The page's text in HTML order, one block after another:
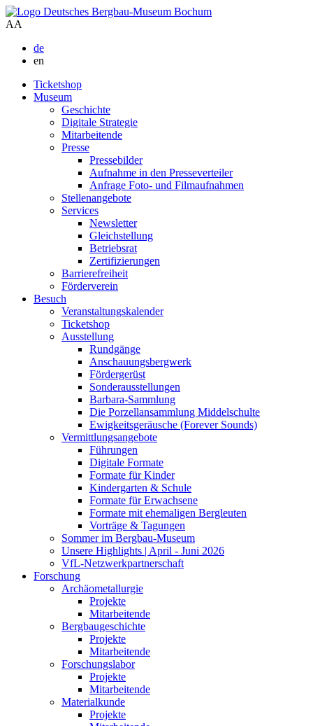
AA
de
en
Ticketshop
Museum
Geschichte
Digitale Strategie
Mitarbeitende
Presse
Pressebilder
Aufnahme in den Presseverteiler
Anfrage Foto- und Filmaufnahmen
Stellenangebote
Services
Newsletter
Gleichstellung
Betriebsrat
Zertifizierungen
Barrierefreiheit
Förderverein
Besuch
Veranstaltungskalender
Ticketshop
Ausstellung
Rundgänge
Anschauungsbergwerk
Fördergerüst
Sonderausstellungen
Barbara-Sammlung
Die Porzellansammlung Middelschulte
Ewigkeitsgeräusche (Forever Sounds)
Vermittlungsangebote
Führungen
Digitale Formate
Formate für Kinder
Kindergarten & Schule
Formate für Erwachsene
Formate mit ehemaligen Bergleuten
Vorträge & Tagungen
Sommer im Bergbau-Museum
Unsere Highlights | April - Juni 2026
VfL-Netzwerkpartnerschaft
Forschung
Archäometallurgie
Projekte
Mitarbeitende
Bergbaugeschichte
Projekte
Mitarbeitende
Forschungslabor
Projekte
Mitarbeitende
Materialkunde
Projekte